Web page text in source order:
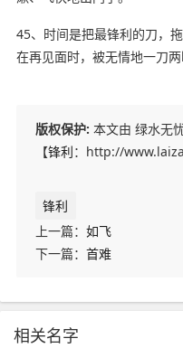
45、时间是把最锋利的刀，
在再见面时，被无情地一刀
版权保护: 本文由 绿水无
【锋利：http://
锋利
上一篇： 如飞
下一篇： 首难
相关名字